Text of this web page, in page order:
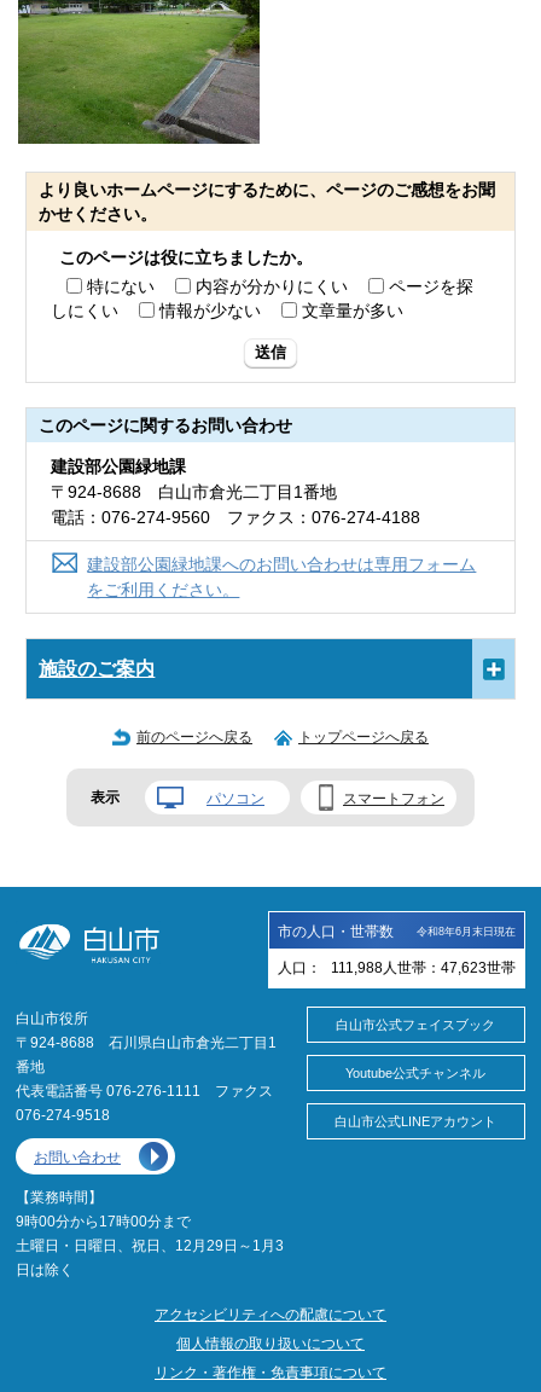
より良いホームページにするために、ページのご感想をお聞
かせください。
このページは役に立ちましたか。
特にない
内容が分かりにくい
ページを探
しにくい
情報が少ない 文章量が多い
送信
このページに関するお問い合わせ
建設部公園緑地課
〒924-8688 白山市倉光二丁目1番地
電話：076-274-9560 ファクス：076-274-4188
建設部公園緑地課へのお問い合わせは専用フォーム
をご利用ください。
施設のご案内
前のページへ戻る トップページへ戻る
表示 パソコン スマートフォン
市の人口・世帯数 令和8年6月末日現在
人口： 111,988 人 世帯： 47,623世帯
白山市役所
〒924-8688 石川県白山市倉光二丁目1
番地
代表電話番号 076-276-1111 ファクス
076-274-9518
お問い合わせ
【業務時間】
9時00分から17時00分まで
土曜日・日曜日、祝日、12月29日～1月3
日は除く
白山市公式フェイスブック
Youtube公式チャンネル
白山市公式LINEアカウント
アクセシビリティへの配慮について
個人情報の取り扱いについて
リンク・著作権・免責事項について